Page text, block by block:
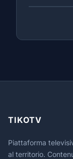
TIKOTV
Piattaforma
al territorio.